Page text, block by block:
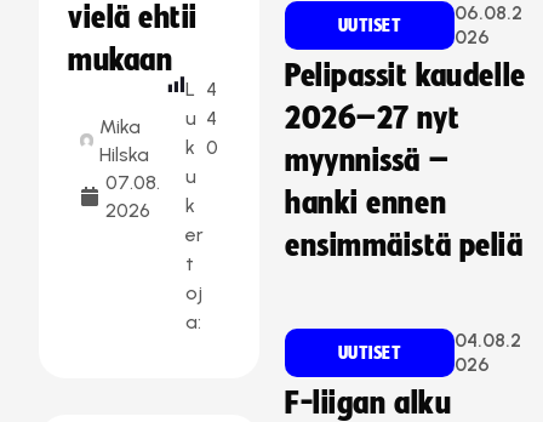
vielä ehtii
mukaan
Mika
Hilska
07.08.
2026
L
u
k
u
k
er
t
oj
a:
4
4
0
UUTISET
06.08.2
026
Pelipassit kaudelle
2026–27 nyt
myynnissä –
hanki ennen
ensimmäistä peliä
UUTISET
04.08.2
026
F-liigan alku